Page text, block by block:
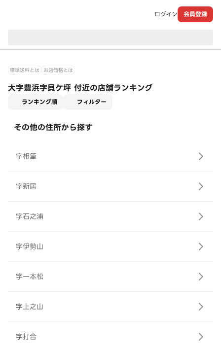
ログイン 会員登録
標準送料とは お店価格とは
大字豊浜字貝ケ坪 付近の店舗ランキング
ランキング順 フィルター
その他の住所から探す
字相筆
字新居
字石之浦
字伊勢山
字一本松
字上之山
字打合